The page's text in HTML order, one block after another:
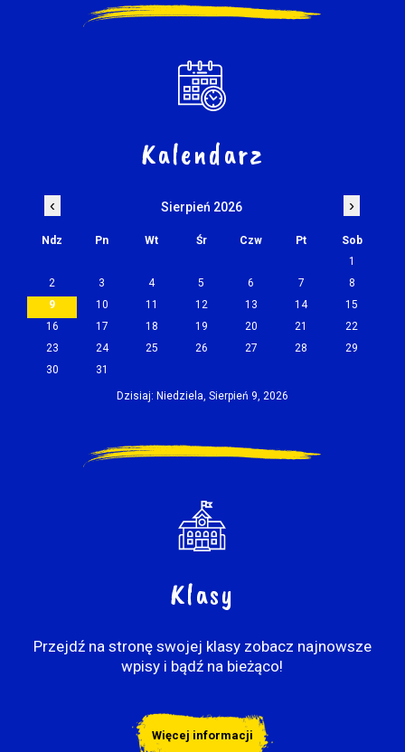
Kalendarz
‹ Sierpień 2026 ›
Ndz Pn Wt Śr Czw Pt
Sob
1
2
3 4 5 6 7
8
9
10 11 12 13 14
15
16
17 18 19 20 21
22
23
24 25 26 27 28
29
30
31
Dzisiaj: Niedziela, Sierpień 9, 2026
Klasy
Przejdź na stronę swojej klasy zobacz najnowsze
wpisy i bądź na bieżąco!
Więcej informacji